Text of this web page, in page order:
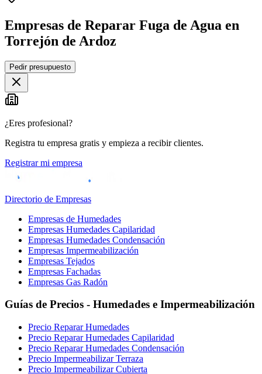
Empresas de Reparar Fuga de Agua en
Torrejón de Ardoz
+
−
Pedir presupuesto
¿Eres profesional?
Registra tu empresa gratis y empieza a recibir clientes.
Registrar mi empresa
Directorio de Empresas
Empresas de Humedades
Empresas Humedades Capilaridad
Empresas Humedades Condensación
Empresas Impermeabilización
Empresas Tejados
Empresas Fachadas
Empresas Gas Radón
Guías de Precios - Humedades e Impermeabilización
Precio Reparar Humedades
Precio Reparar Humedades Capilaridad
Precio Reparar Humedades Condensación
Precio Impermeabilizar Terraza
Precio Impermeabilizar Cubierta